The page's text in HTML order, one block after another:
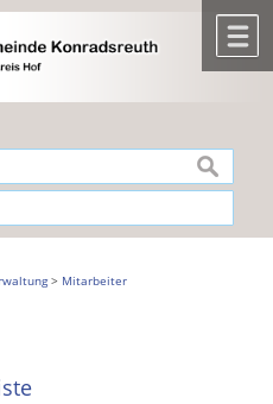
springen.
suchen
> Mitarbeiter